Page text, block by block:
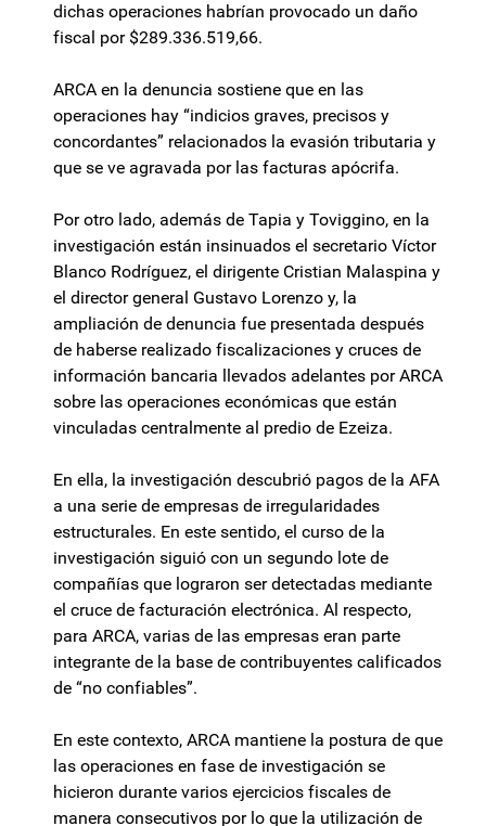
dichas operaciones habrían provocado un daño
fiscal por $289.336.519,66.
ARCA en la denuncia sostiene que en las
operaciones hay “indicios graves, precisos y
concordantes” relacionados la evasión tributaria y
que se ve agravada por las facturas apócrifa.
Por otro lado, además de Tapia y Toviggino, en la
investigación están insinuados el secretario Víctor
Blanco Rodríguez, el dirigente Cristian Malaspina y
el director general Gustavo Lorenzo y, la
ampliación de denuncia fue presentada después
de haberse realizado fiscalizaciones y cruces de
información bancaria llevados adelantes por ARCA
sobre las operaciones económicas que están
vinculadas centralmente al predio de Ezeiza.
En ella, la investigación descubrió pagos de la AFA
a una serie de empresas de irregularidades
estructurales. En este sentido, el curso de la
investigación siguió con un segundo lote de
compañías que lograron ser detectadas mediante
el cruce de facturación electrónica. Al respecto,
para ARCA, varias de las empresas eran parte
integrante de la base de contribuyentes calificados
de “no confiables”.
En este contexto, ARCA mantiene la postura de que
las operaciones en fase de investigación se
hicieron durante varios ejercicios fiscales de
manera consecutivos por lo que la utilización de